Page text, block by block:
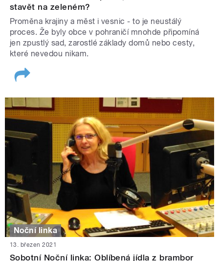
stavět na zeleném?
Proměna krajiny a měst i vesnic - to je neustálý
proces. Že byly obce v pohraničí mnohde připomíná
jen zpustlý sad, zarostlé základy domů nebo cesty,
které nevedou nikam.
Noční linka
13. březen 2021
Sobotní Noční linka: Oblíbená jídla z brambor